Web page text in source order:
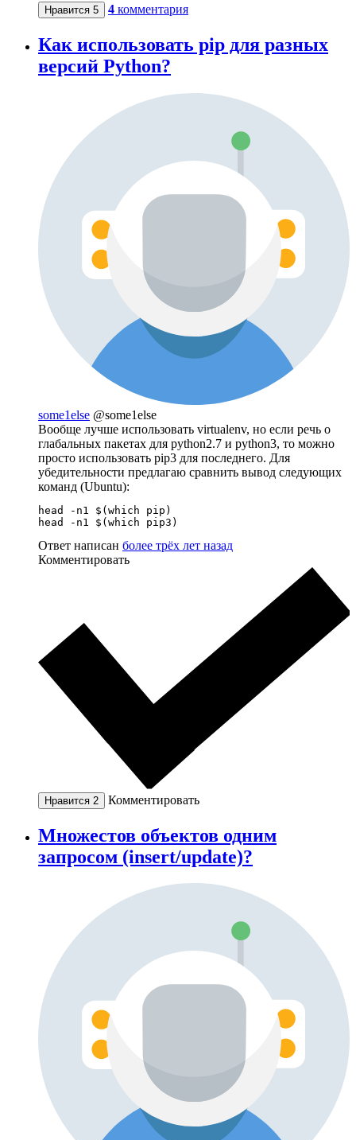
Нравится 5 4 комментария
Как использовать pip для разных
версий Python?
some1else @some1else
Вообще лучше использовать virtualenv, но если речь о
глабальных пакетах для python2.7 и python3, то можно
просто использовать pip3 для последнего. Для
убедительности предлагаю сравнить вывод следующих
команд (Ubuntu):
head -n1 $(which pip)
head -n1 $(which pip3)
Ответ написан более трёх лет назад
Комментировать
Нравится 2 Комментировать
Множестов объектов одним
запросом (insert/update)?